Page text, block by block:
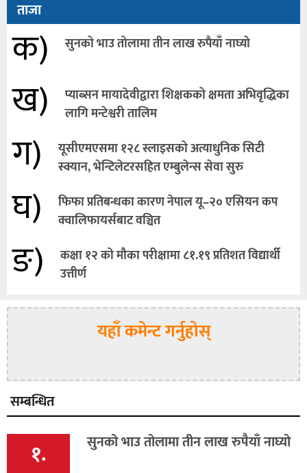
ताजा
क) सुनको भाउ तोलामा तीन लाख रुपैयाँ नाघ्यो
ख)
प्याब्सन मायादेवीद्वारा शिक्षकको क्षमता अभिवृद्धिका
लागि मन्टेश्वरी तालिम
ग)
यूसीएमएसमा १२८ स्लाइसको अत्याधुनिक सिटी
स्क्यान, भेन्टिलेटरसहित एम्बुलेन्स सेवा सुरु
घ)
फिफा प्रतिबन्धका कारण नेपाल यू–२० एसियन कप
क्वालिफायर्सबाट वञ्चित
ङ)
कक्षा १२ को मौका परीक्षामा ८१.१९ प्रतिशत विद्यार्थी
उत्तीर्ण
यहाँ कमेन्ट गर्नुहोस्
सम्बन्धित
१. सुनको भाउ तोलामा तीन लाख रुपैयाँ नाघ्यो